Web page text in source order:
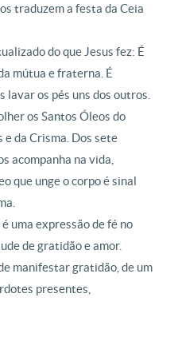
traduzem a festa da Ceia
do que Jesus fez: É
mútua e fraterna. É
lavar os pés uns dos outros.
os Santos Óleos do
e da Crisma. Dos sete
acompanha na vida,
que unge o corpo é sinal
uma expressão de fé no
de gratidão e amor.
manifestar gratidão, de um
presentes,